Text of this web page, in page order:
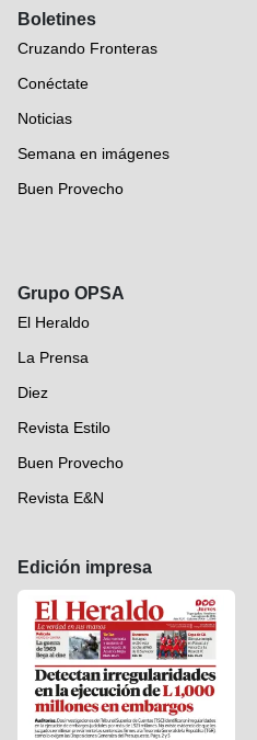
Boletines
Cruzando Fronteras
Conéctate
Noticias
Semana en imágenes
Buen Provecho
Grupo OPSA
El Heraldo
La Prensa
Diez
Revista Estilo
Buen Provecho
Revista E&N
Edición impresa